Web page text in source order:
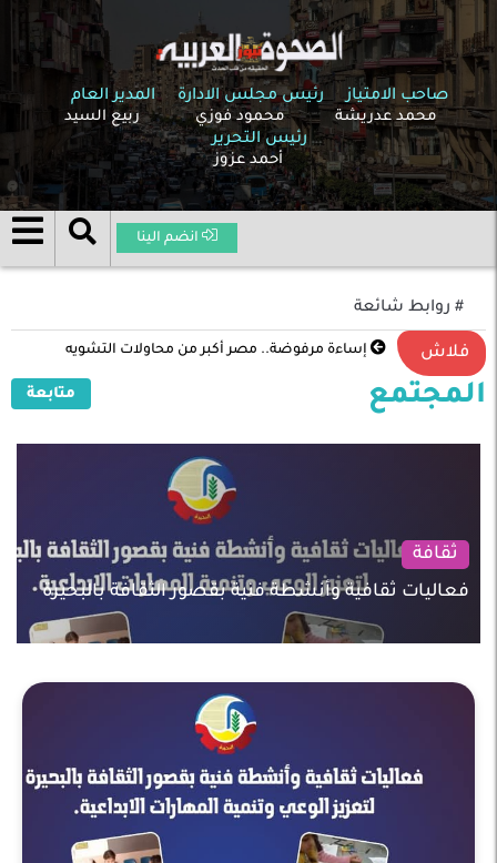
صاحب الامتياز
محمد عدريشة
رئيس مجلس الادارة
محمود فوزي
المدير العام
ربيع السيد
رئيس التحرير
أحمد عزوز
انضم الينا
# روابط شائعة
فلاش إساءة مرفوضة.. مصر أكبر من محاولات التشويه
المجتمع متابعة
ثقافة
فعاليات ثقافية وأنشطة فنية بقصور الثقافة بالبحيرة